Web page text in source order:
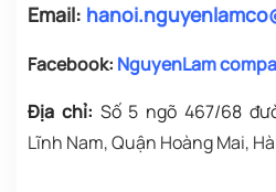
Email:
Facebook: NguyenLam
Địa chỉ: Số 5 ngõ 467/68
Lĩnh Nam, Quận Hoàng Mai,